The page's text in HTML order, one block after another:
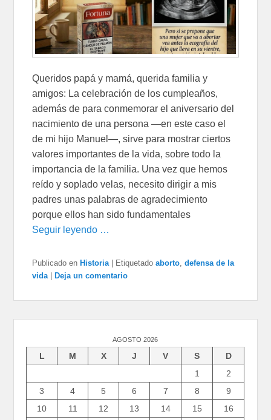
Queridos papá y mamá, querida familia y
amigos: La celebración de los cumpleaños,
además de para conmemorar el aniversario del
nacimiento de una persona —en este caso el
de mi hijo Manuel—, sirve para mostrar ciertos
valores importantes de la vida, sobre todo la
importancia de la familia. Una vez que hemos
reído y soplado velas, necesito dirigir a mis
padres unas palabras de agradecimiento
porque ellos han sido fundamentales
Seguir leyendo …
Publicado en Historia Etiquetado aborto,defensa de la
vida
Deja un comentario
AGOSTO 2026
L M X J V S
D
1
2
3
4 5 6 7 8
9
10
11 12 13 14 15
16